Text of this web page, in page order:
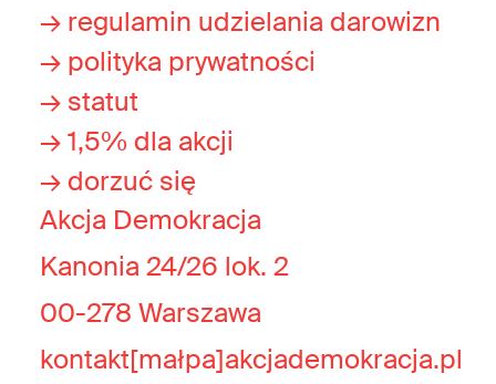
→ regulamin udzielania darowizn
→ polityka prywatności
→ statut
→ 1,5% dla akcji
→ dorzuć się
Akcja Demokracja
Kanonia 24/26 lok. 2
00-278 Warszawa
kontakt[małpa]akcjademokracja.pl